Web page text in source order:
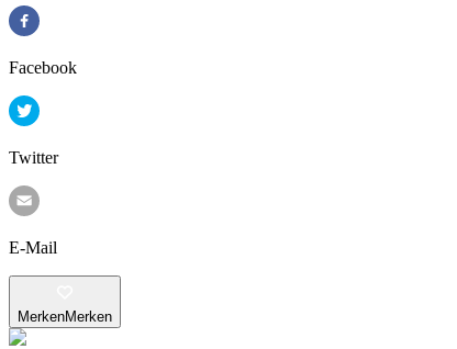
Facebook
Twitter
E-Mail
MerkenMerken